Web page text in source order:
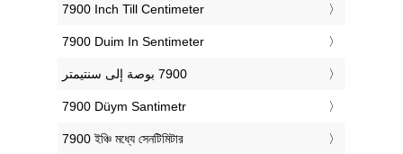
‎7900 Inch Till Centimeter
‎7900 Duim In Sentimeter
‎7900 Düym Santimetr
‎7900 ইঞ্চি মধ্যে সেনটিমিটার